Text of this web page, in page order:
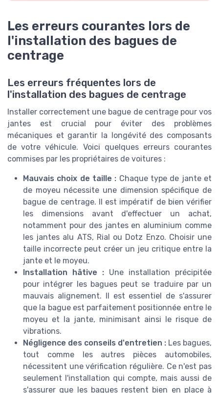
Les erreurs courantes lors de
l'installation des bagues de
centrage
Les erreurs fréquentes lors de
l'installation des bagues de centrage
Installer correctement une bague de centrage pour vos
jantes est crucial pour éviter des problèmes
mécaniques et garantir la longévité des composants
de votre véhicule. Voici quelques erreurs courantes
commises par les propriétaires de voitures :
Mauvais choix de taille : Chaque type de jante et
de moyeu nécessite une dimension spécifique de
bague de centrage. Il est impératif de bien vérifier
les dimensions avant d'effectuer un achat,
notamment pour des jantes en aluminium comme
les jantes alu ATS, Rial ou Dotz Enzo. Choisir une
taille incorrecte peut créer un jeu critique entre la
jante et le moyeu.
Installation hâtive : Une installation précipitée
pour intégrer les bagues peut se traduire par un
mauvais alignement. Il est essentiel de s'assurer
que la bague est parfaitement positionnée entre le
moyeu et la jante, minimisant ainsi le risque de
vibrations.
Négligence des conseils d'entretien : Les bagues,
tout comme les autres pièces automobiles,
nécessitent une vérification régulière. Ce n'est pas
seulement l'installation qui compte, mais aussi de
s'assurer que les bagues restent bien en place à